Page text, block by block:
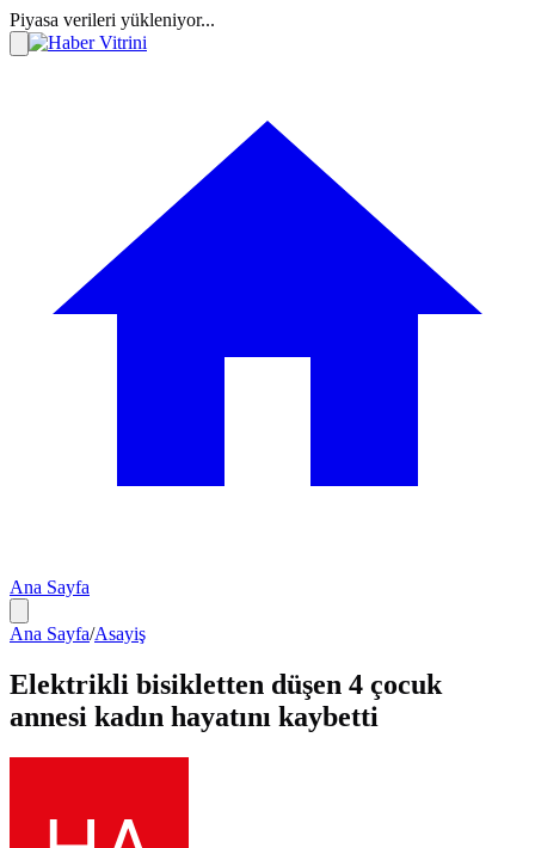
Piyasa verileri yükleniyor...
Ana Sayfa
Ana Sayfa/Asayiş
Elektrikli bisikletten düşen 4 çocuk
annesi kadın hayatını kaybetti